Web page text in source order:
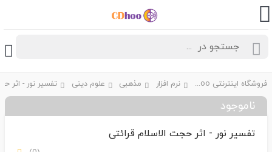
فروشگاه اینترنتی CDhoo نرم افزار مذهبی علوم دینی
ناموجود
تفسیر نور - اثر حجت الاسلام قرائتی